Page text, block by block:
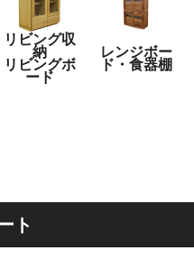
リビング収
納
リビングボ
ード
レンジボー
ド・食器棚
ト